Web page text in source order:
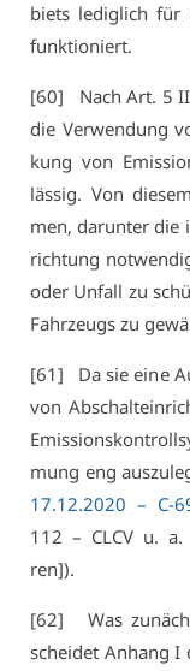
biets le­dig­lich für
funk­tio­niert.
[60] Nach Art. 5 II
die Ver­wen­dung
kung von
läs­sig. Von
men, dar­un­ter die
rich­tung
oder Un­fall zu
Fahr­zeugs zu
[61] Da sie ei­ne
von
mung eng
17.12.2020 – C-
112 – CLCV u.
ren]).
[62] Was
schei­det An­hang